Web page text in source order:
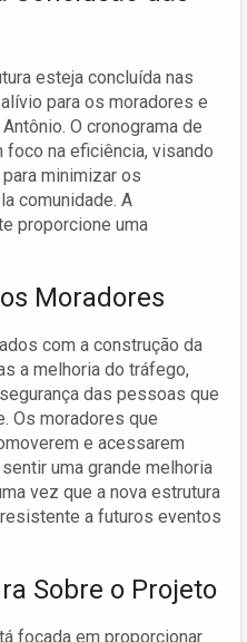
esteja concluída nas
para os moradores e
O cronograma de
na eficiência, visando
minimizar os
comunidade. A
proporcione uma
Moradores
com a construção da
a melhoria do tráfego,
das pessoas que
Os moradores que
e acessarem
uma grande melhoria
vez que a nova estrutura
a futuros eventos
Sobre o Projeto
focada em proporcionar